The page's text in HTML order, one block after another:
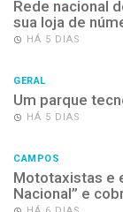
Rede nacional
sua loja de
HÁ 5 DIAS
GERAL
Um parque
HÁ 5 DIAS
CAMPOS
Mototaxistas e
Nacional” e